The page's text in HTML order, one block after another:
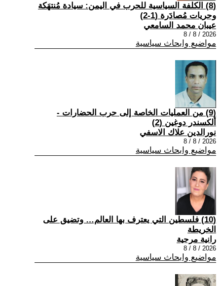
(8) الكلفة السياسية للحرب في اليمن: سيادة مُنتهَكة
وحريات مُصادَرة (1-2)
عيبان محمد السامعي
2026 / 8 / 8
مواضيع وابحاث سياسية
(9) من العمليات الخاصة إلى حرب الحضارات -
ألكسندر دوغين (2)
نورالدين علاك الاسفي
2026 / 8 / 8
مواضيع وابحاث سياسية
(10) فلسطين التي يعترف بها العالم… وتضيق على
الخريطة
رانية مرجية
2026 / 8 / 8
مواضيع وابحاث سياسية